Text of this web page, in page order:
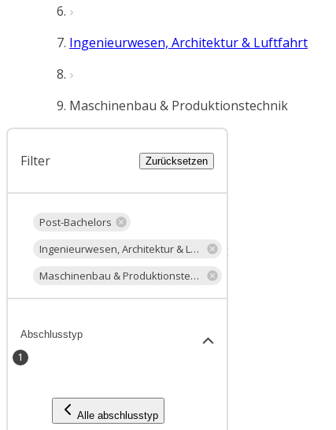
Ingenieurwesen, Architektur & Luftfahrt
Maschinenbau & Produktionstechnik
Filter Zurücksetzen
Post-Bachelors
Ingenieurwesen, Architektur & Luftfahrt
Maschinenbau & Produktionstechnik
Abschlusstyp
1
Alle abschlusstyp